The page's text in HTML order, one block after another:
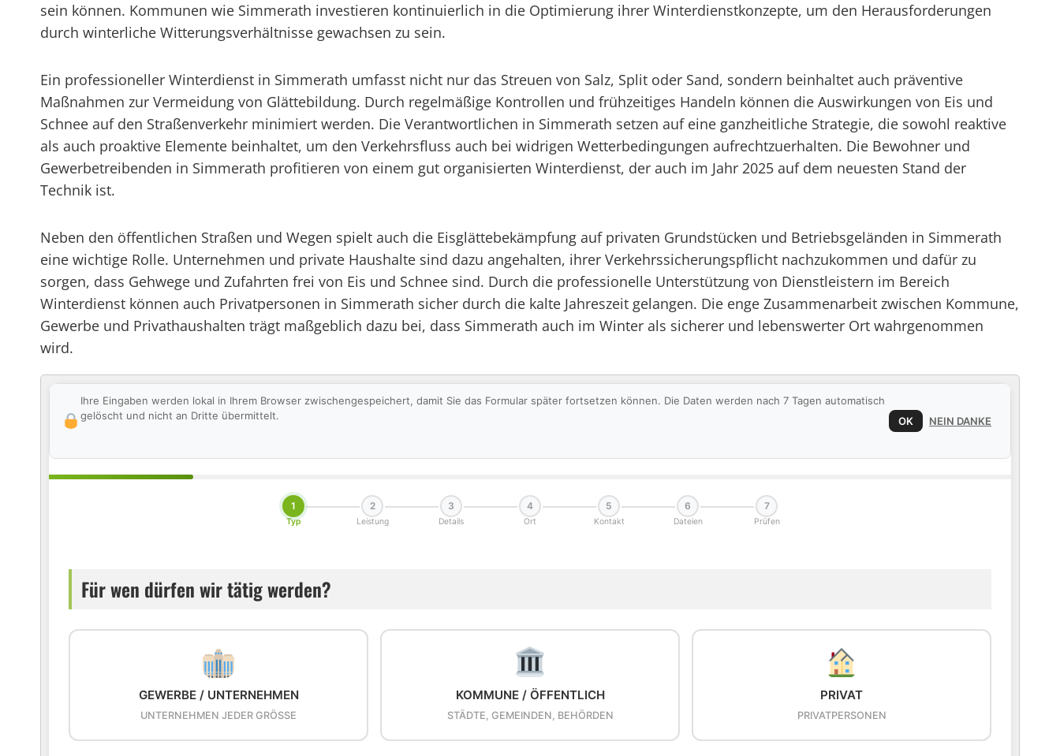
sein können. Kommunen wie Simmerath investieren kontinuierlich in die Optimierung ihrer Winterdienstkonzepte, um den Herausforderungen
durch winterliche Witterungsverhältnisse gewachsen zu sein.
Ein professioneller Winterdienst in Simmerath umfasst nicht nur das Streuen von Salz, Split oder Sand, sondern beinhaltet auch präventive
Maßnahmen zur Vermeidung von Glättebildung. Durch regelmäßige Kontrollen und frühzeitiges Handeln können die Auswirkungen von Eis und
Schnee auf den Straßenverkehr minimiert werden. Die Verantwortlichen in Simmerath setzen auf eine ganzheitliche Strategie, die sowohl reaktive
als auch proaktive Elemente beinhaltet, um den Verkehrsfluss auch bei widrigen Wetterbedingungen aufrechtzuerhalten. Die Bewohner und
Gewerbetreibenden in Simmerath profitieren von einem gut organisierten Winterdienst, der auch im Jahr 2025 auf dem neuesten Stand der
Technik ist.
Neben den öffentlichen Straßen und Wegen spielt auch die Eisglättebekämpfung auf privaten Grundstücken und Betriebsgeländen in Simmerath
eine wichtige Rolle. Unternehmen und private Haushalte sind dazu angehalten, ihrer Verkehrssicherungspflicht nachzukommen und dafür zu
sorgen, dass Gehwege und Zufahrten frei von Eis und Schnee sind. Durch die professionelle Unterstützung von Dienstleistern im Bereich
Winterdienst können auch Privatpersonen in Simmerath sicher durch die kalte Jahreszeit gelangen. Die enge Zusammenarbeit zwischen Kommune,
Gewerbe und Privathaushalten trägt maßgeblich dazu bei, dass Simmerath auch im Winter als sicherer und lebenswerter Ort wahrgenommen
wird.
Ihre Eingaben werden lokal in Ihrem Browser zwischengespeichert, damit Sie das Formular später fortsetzen können. Die Daten werden nach 7 Tagen automatisch
gelöscht und nicht an Dritte übermittelt.
OK NEIN DANKE
1
Typ
2
Leistung
3
Details
4
Ort
5
Kontakt
6
Dateien
7
Prüfen
Für wen dürfen wir tätig werden?
GEWERBE / UNTERNEHMEN
UNTERNEHMEN JEDER GRÖSSE
KOMMUNE / ÖFFENTLICH
STÄDTE, GEMEINDEN, BEHÖRDEN
PRIVAT
PRIVATPERSONEN